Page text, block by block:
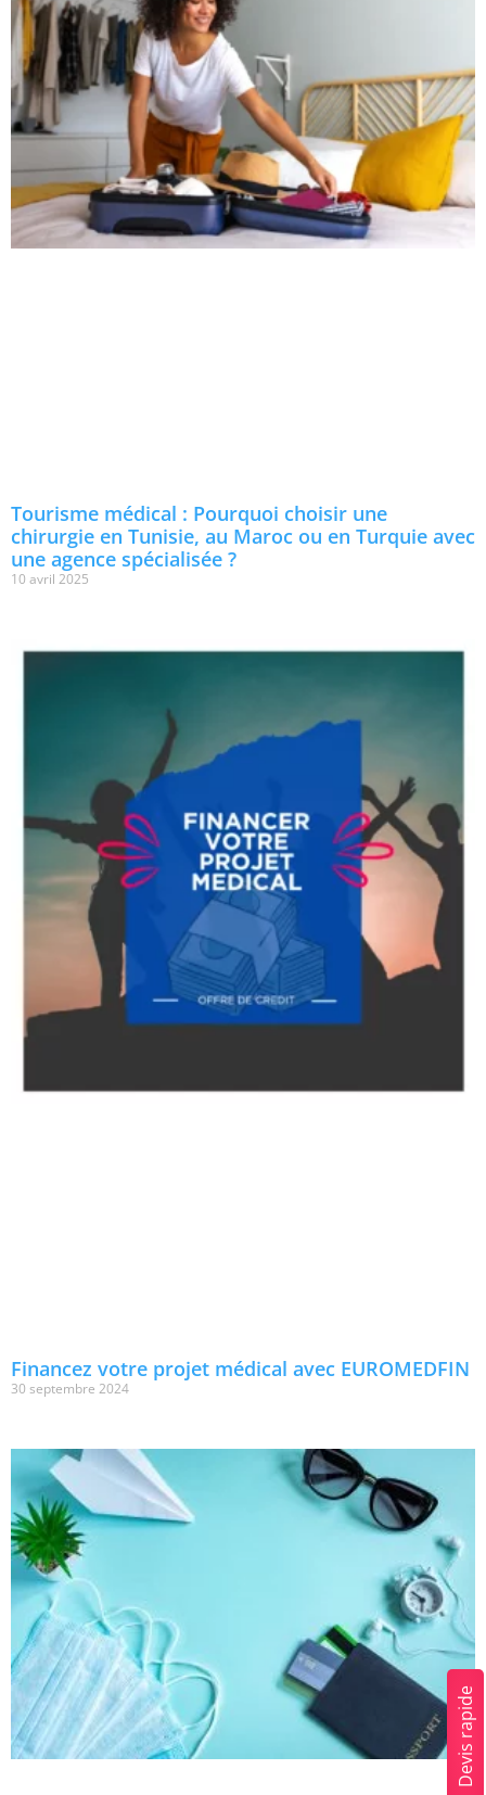
Tourisme médical : Pourquoi choisir une
chirurgie en Tunisie, au Maroc ou en Turquie avec
une agence spécialisée ?
10 avril 2025
Financez votre projet médical avec EUROMEDFIN
30 septembre 2024
Devis rapide